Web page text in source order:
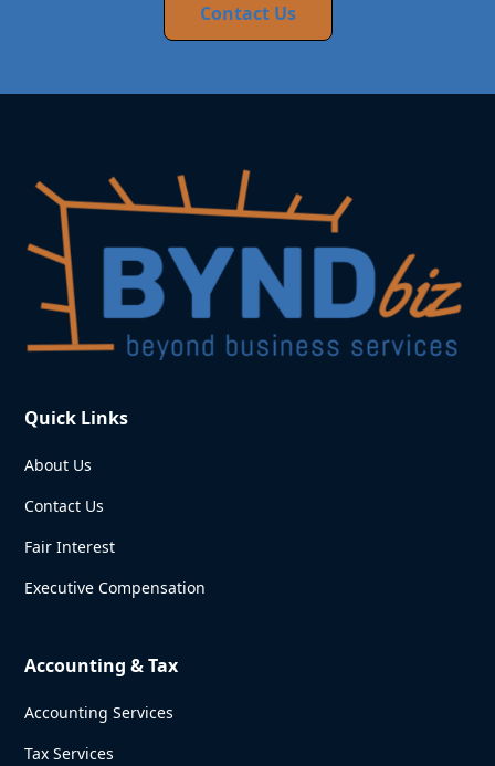
Contact Us
Quick Links
About Us
Contact Us
Fair Interest
Executive Compensation
Accounting & Tax
Accounting Services
Tax Services